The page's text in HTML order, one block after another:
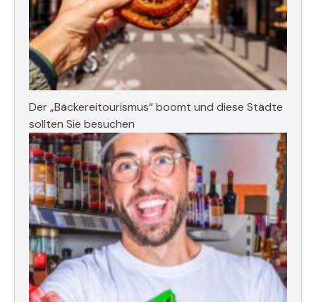
Der „Bäckereitourismus“ boomt und diese Städte
sollten Sie besuchen